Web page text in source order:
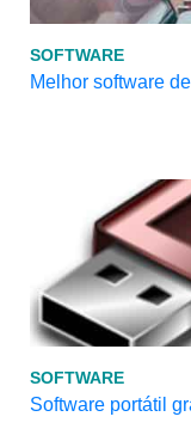
SOFTWARE
Melhor software
SOFTWARE
Software portátil